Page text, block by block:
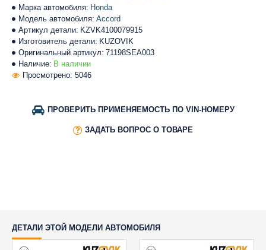
Наличие: В наличии
Марка автомобиля: Honda
Модель автомобиля: Accord
Артикул детали: KZVK4100079915
Изготовитель детали: KUZOVIK
Оригинальный артикул: 71198SEA003
Просмотрено: 5046
ПРОВЕРИТЬ ПРИМЕНЯЕМОСТЬ ПО VIN-НОМЕРУ
ЗАДАТЬ ВОПРОС О ТОВАРЕ
ДЕТАЛИ ЭТОЙ МОДЕЛИ АВТОМОБИЛЯ